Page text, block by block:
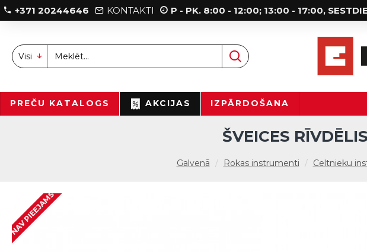
+371 20244646 KONTAKTI P - PK. 8:00 - 12:00; 13:00 - 17:00,
Visi
PREČU KATALOGS AKCIJAS IZPĀRDOŠANA
Galvenā Rokas instrumenti Celtnieku
ŠVEICES
NAV PIEEJAMS